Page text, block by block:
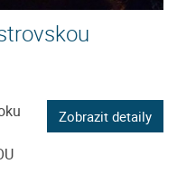
Zobrazit detaily